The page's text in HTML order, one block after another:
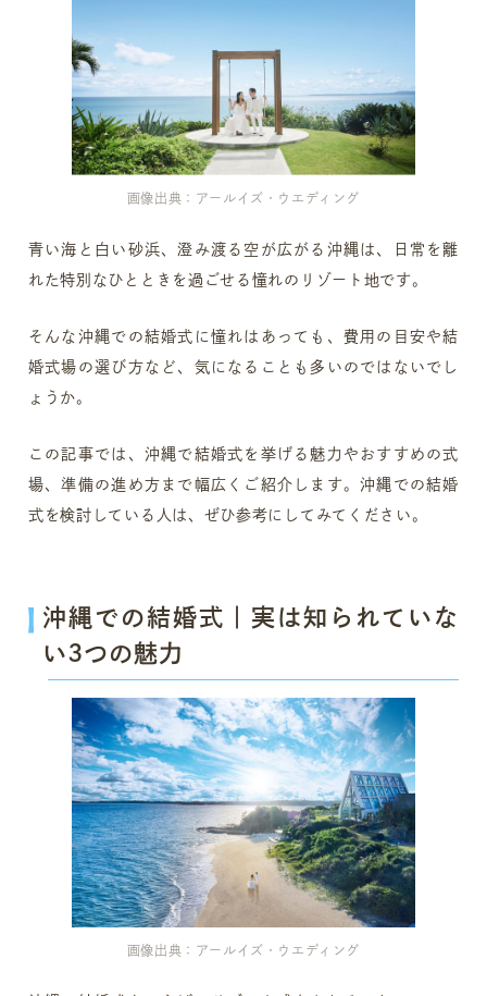
画像出典：アールイズ・ウエディング
青い海と白い砂浜、澄み渡る空が広がる沖縄は、日常を離
れた特別なひとときを過ごせる憧れのリゾート地です。
そんな沖縄での結婚式に憧れはあっても、費用の目安や結
婚式場の選び方など、気になることも多いのではないでし
ょうか。
この記事では、沖縄で結婚式を挙げる魅力やおすすめの式
場、準備の進め方まで幅広くご紹介します。沖縄での結婚
式を検討している人は、ぜひ参考にしてみてください。
沖縄での結婚式｜実は知られていな
い3つの魅力
画像出典：アールイズ・ウエディング